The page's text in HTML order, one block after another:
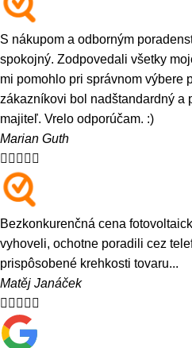
S nákupom a odborným
spokojný. Zodpovedali všetky
mi pomohlo pri správnom výbere
zákazníkovi bol nadštandardný a
majiteľ. Vrelo odporúčam. :)
Marian Guth
    
Bezkonkurenčná cena
vyhoveli, ochotne poradili cez
prispôsobené krehkosti tovaru...
Matěj Janáček
    